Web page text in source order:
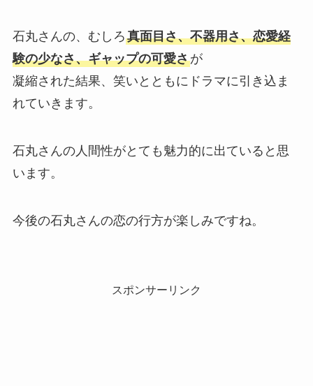
石丸さんの、むしろ真面目さ、不器用さ、恋愛経
験の少なさ、ギャップの可愛さが
凝縮された結果、笑いとともにドラマに引き込ま
れていきます。
石丸さんの人間性がとても魅力的に出ていると思
います。
今後の石丸さんの恋の行方が楽しみですね。
スポンサーリンク